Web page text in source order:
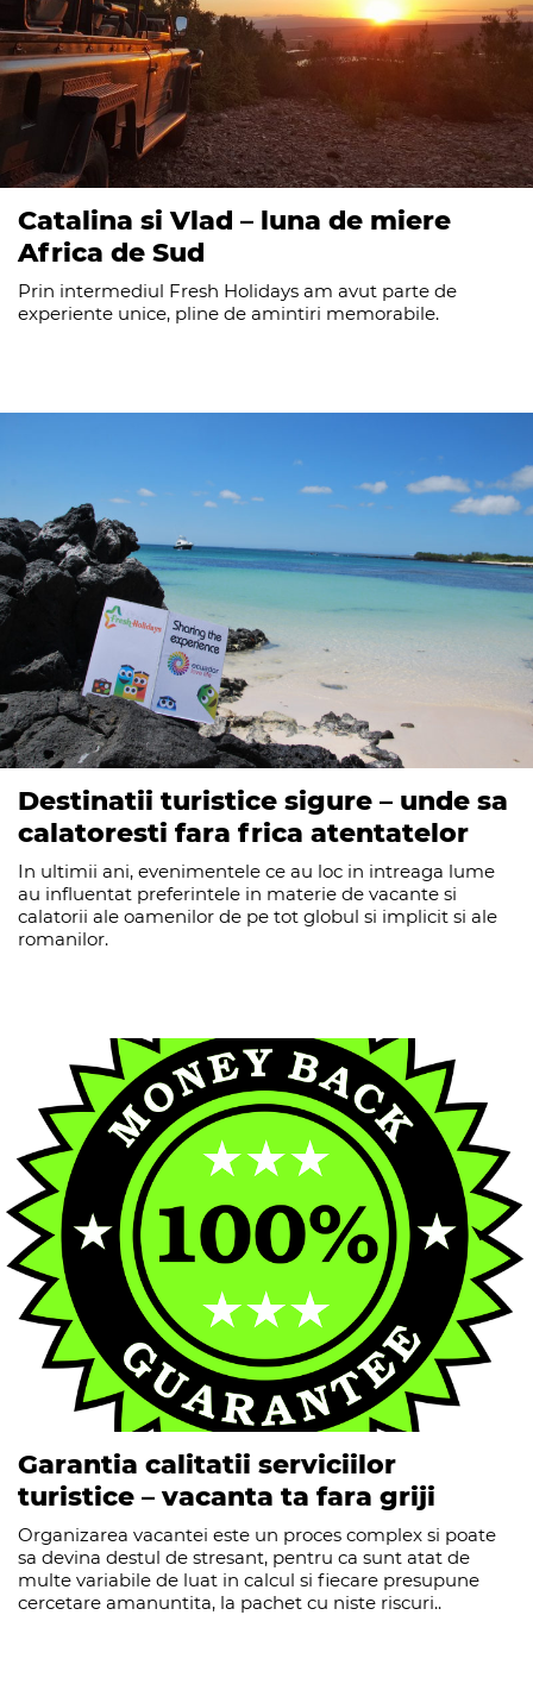
Catalina si Vlad – luna de miere
Africa de Sud
Prin intermediul Fresh Holidays am avut parte de
experiente unice, pline de amintiri memorabile.
Destinatii turistice sigure – unde sa
calatoresti fara frica atentatelor
In ultimii ani, evenimentele ce au loc in intreaga lume
au influentat preferintele in materie de vacante si
calatorii ale oamenilor de pe tot globul si implicit si ale
romanilor.
Garantia calitatii serviciilor
turistice – vacanta ta fara griji
Organizarea vacantei este un proces complex si poate
sa devina destul de stresant, pentru ca sunt atat de
multe variabile de luat in calcul si fiecare presupune
cercetare amanuntita, la pachet cu niste riscuri..